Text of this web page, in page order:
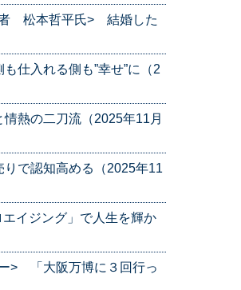
者 松本哲平氏> 結婚した
仕入れる側も”幸せ”に（2
熱の二刀流（2025年11月
で認知高める（2025年11
イジング」で人生を輝か
> 「大阪万博に３回行っ